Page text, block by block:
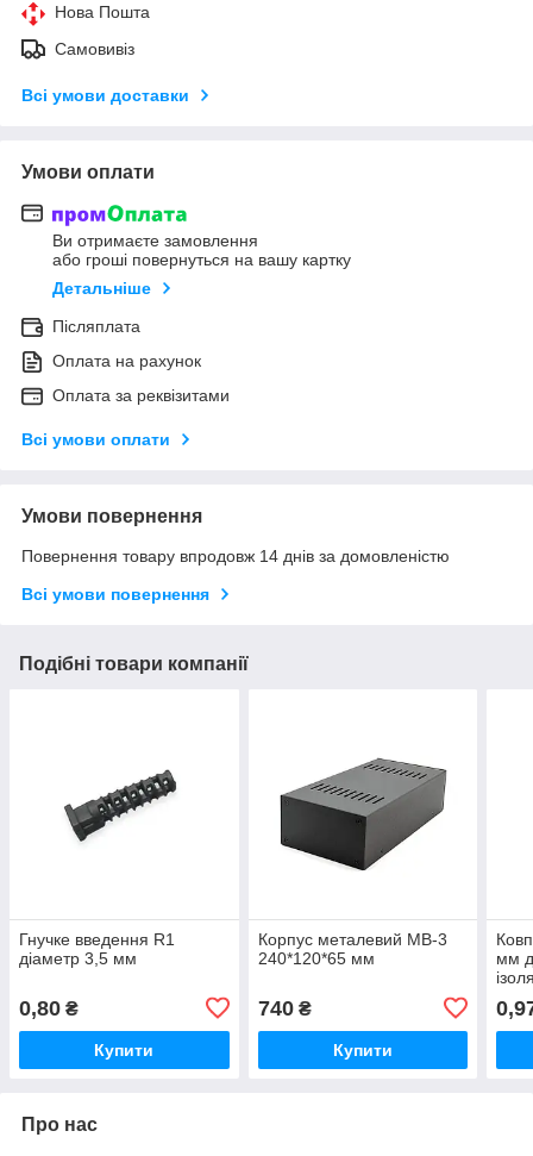
Нова Пошта
Самовивіз
Всі умови доставки
Умови оплати
Ви отримаєте замовлення
або гроші повернуться на вашу картку
Детальніше
Післяплата
Оплата на рахунок
Оплата за реквізитами
Всі умови оплати
Умови повернення
Повернення товару впродовж 14 днів за домовленістю
Всі умови повернення
Подібні товари компанії
Гнучке введення R1
діаметр 3,5 мм
0,80 ₴
Купити
Корпус металевий MB-3
240*120*65 мм
740₴
Купити
мм
Про нас